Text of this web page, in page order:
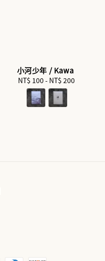
小河少年 / Kawa
Regular
price
NT$ 100 - NT$ 200